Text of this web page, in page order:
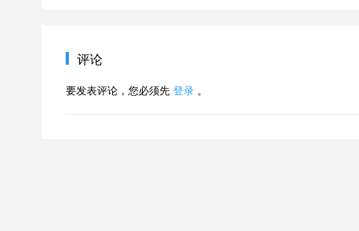
评论
要发表评论，您必须先 登录 。